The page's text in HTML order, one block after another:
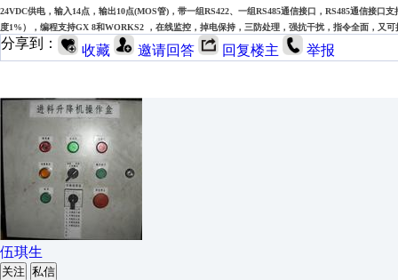
24VDC供电，输入14点，输出10点(MOS管)，带一组RS422、一组RS485通信接口，RS485通信
度1%），编程支持GX 8和WORKS2 ，在线监控，掉电保持，三防处理，强抗干扰，指令全面，又可
分享到： 收藏 邀请回答 回复楼主 举报
伍琪生
关注 私信